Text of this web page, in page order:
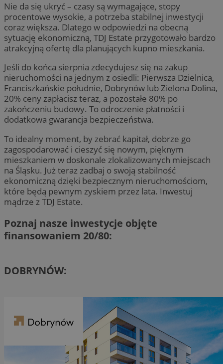
Nie da się ukryć – czasy są wymagające, stopy
procentowe wysokie, a potrzeba stabilnej inwestycji
coraz większa. Dlatego w odpowiedzi na obecną
sytuację ekonomiczną, TDJ Estate przygotowało bardzo
atrakcyjną ofertę dla planujących kupno mieszkania.
Jeśli do końca sierpnia zdecydujesz się na zakup
nieruchomości na jednym z osiedli: Pierwsza Dzielnica,
Franciszkańskie południe, Dobrynów lub Zielona Dolina,
20% ceny zapłacisz teraz, a pozostałe 80% po
zakończeniu budowy. To odroczenie płatności i
dodatkowa gwarancja bezpieczeństwa.
To idealny moment, by zebrać kapitał, dobrze go
zagospodarować i cieszyć się nowym, pięknym
mieszkaniem w doskonale zlokalizowanych miejscach
na Śląsku. Już teraz zadbaj o swoją stabilność
ekonomiczną dzięki bezpiecznym nieruchomościom,
które będą pewnym zyskiem przez lata. Inwestuj
mądrze z TDJ Estate.
Poznaj nasze inwestycje objęte
finansowaniem 20/80:
DOBRYNÓW: